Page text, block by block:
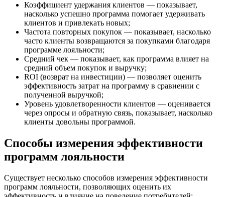
Коэффициент удержания клиентов — показывает,
насколько успешно программа помогает удерживать
клиентов и привлекать новых;
Частота повторных покупок — показывает, насколько
часто клиенты возвращаются за покупками благодаря
программе лояльности;
Средний чек — показывает, как программа влияет на
средний объем покупок и выручку;
ROI (возврат на инвестиции) — позволяет оценить
эффективность затрат на программу в сравнении с
полученной выручкой;
Уровень удовлетворенности клиентов — оценивается
через опросы и обратную связь, показывает, насколько
клиенты довольны программой.
Способы измерения эффективности
программ лояльности
Существует несколько способов измерения эффективности
программ лояльности, позволяющих оценить их